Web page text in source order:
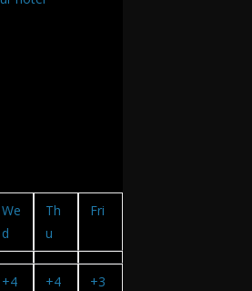
We
d
Th
u
Fri
+4
+4
+3